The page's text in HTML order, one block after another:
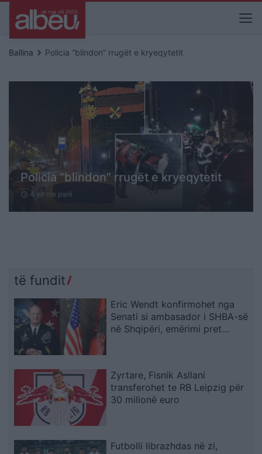
Ballina keyboard_arrow_right Policia “blindon” rrugët e kryeqytetit
Policia “blindon” rrugët e kryeqytetit
schedule 4 vit me parë
të fundit
Eric Wendt konfirmohet nga
Senati si ambasador i SHBA-së
në Shqipëri, emërimi pret
Zyrtare, Fisnik Asllani
transferohet te RB Leipzig për
30 milionë euro
Futbolli librazhdas në zi,